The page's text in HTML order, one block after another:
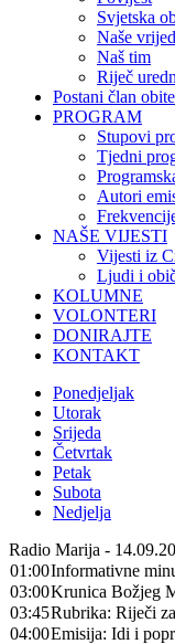
Svjetska
Naše
Naš tim
Riječ
Postani član
PROGRAM
Stupovi
Tjedni
Autori
NAŠE VIJESTI
Vijesti iz
Ljudi i
KOLUMNE
VOLONTERI
DONIRAJTE
KONTAKT
Ponedjeljak
Utorak
Srijeda
Četvrtak
Petak
Subota
Nedjelja
Radio Marija -
01:00Informativne
03:00Krunica Božjeg
03:45Rubrika: Riječi
04:00Emisija: Idi i